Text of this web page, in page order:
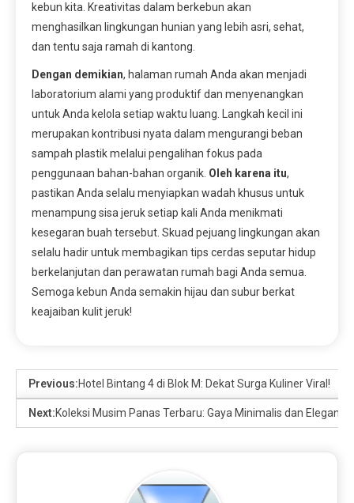
kebun kita. Kreativitas dalam berkebun akan
menghasilkan lingkungan hunian yang lebih asri, sehat,
dan tentu saja ramah di kantong.
Dengan demikian, halaman rumah Anda akan menjadi
laboratorium alami yang produktif dan menyenangkan
untuk Anda kelola setiap waktu luang. Langkah kecil ini
merupakan kontribusi nyata dalam mengurangi beban
sampah plastik melalui pengalihan fokus pada
penggunaan bahan-bahan organik. Oleh karena itu,
pastikan Anda selalu menyiapkan wadah khusus untuk
menampung sisa jeruk setiap kali Anda menikmati
kesegaran buah tersebut. Skuad pejuang lingkungan akan
selalu hadir untuk membagikan tips cerdas seputar hidup
berkelanjutan dan perawatan rumah bagi Anda semua.
Semoga kebun Anda semakin hijau dan subur berkat
keajaiban kulit jeruk!
Previous:Hotel Bintang 4 di Blok M: Dekat Surga Kuliner Viral!
Next:Koleksi Musim Panas Terbaru: Gaya Minimalis dan Elegan!